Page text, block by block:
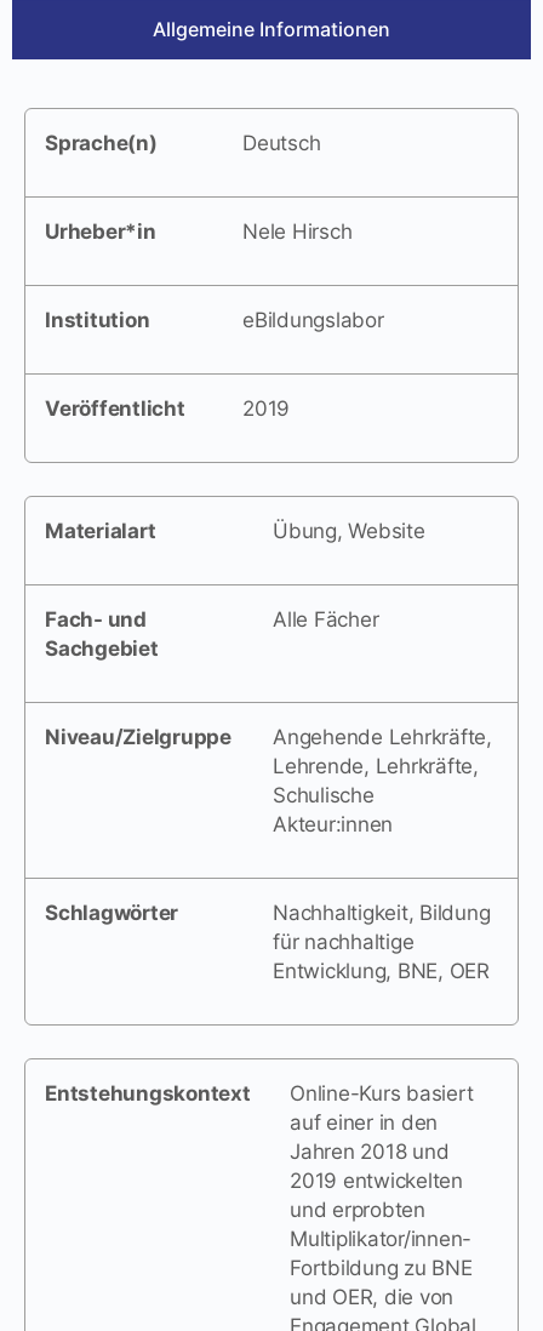
Allgemeine Informationen
Sprache(n) Deutsch
Urheber*in Nele Hirsch
Institution eBildungslabor
Veröffentlicht 2019
Materialart Übung, Website
Fach- und
Sachgebiet
Alle Fächer
Niveau/Zielgruppe
Angehende Lehrkräfte,
Lehrende, Lehrkräfte,
Schulische
Akteur:innen
Schlagwörter
Nachhaltigkeit, Bildung
für nachhaltige
Entwicklung, BNE, OER
Entstehungskontext
Online-Kurs basiert
auf einer in den
Jahren 2018 und
2019 entwickelten
und erprobten
Multiplikator/innen-
Fortbildung zu BNE
und OER, die von
Engagement Global